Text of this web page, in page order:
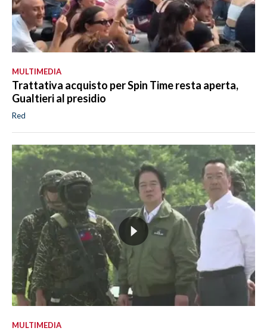
MULTIMEDIA
Trattativa acquisto per Spin Time resta aperta,
Gualtieri al presidio
Red
MULTIMEDIA